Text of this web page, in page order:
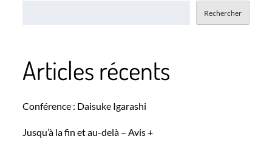
Rechercher
Articles récents
Conférence : Daisuke Igarashi
Jusqu’à la fin et au-delà – Avis +